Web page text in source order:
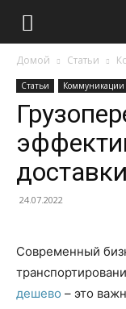
Домой Статьи
Статьи Коммуникации
24.07.2022
Современный
дешево – это